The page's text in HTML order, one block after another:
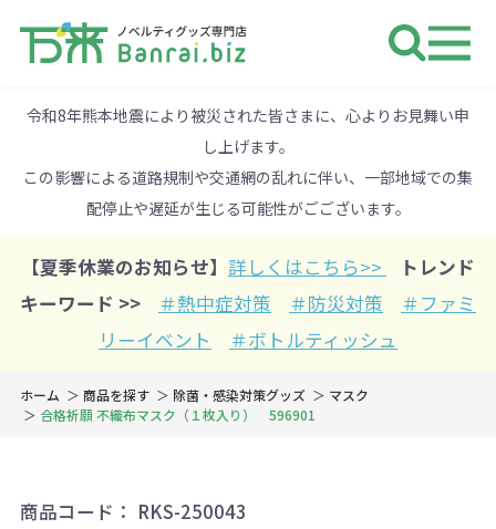
令和8年熊本地震により被災された皆さまに、心よりお見舞い申
し上げます。
この影響による道路規制や交通網の乱れに伴い、一部地域での集
配停止や遅延が生じる可能性がごございます。
【夏季休業のお知らせ】 詳しくはこちら>>
トレンド
キーワード >>
＃熱中症対策 ＃防災対策
＃ファミ
リーイベント
＃ボトルティッシュ
ホーム 商品を探す 除菌・感染対策グッズ
マスク
合格祈願 不織布マスク（１枚入り） 596901
商品コード： RKS-250043